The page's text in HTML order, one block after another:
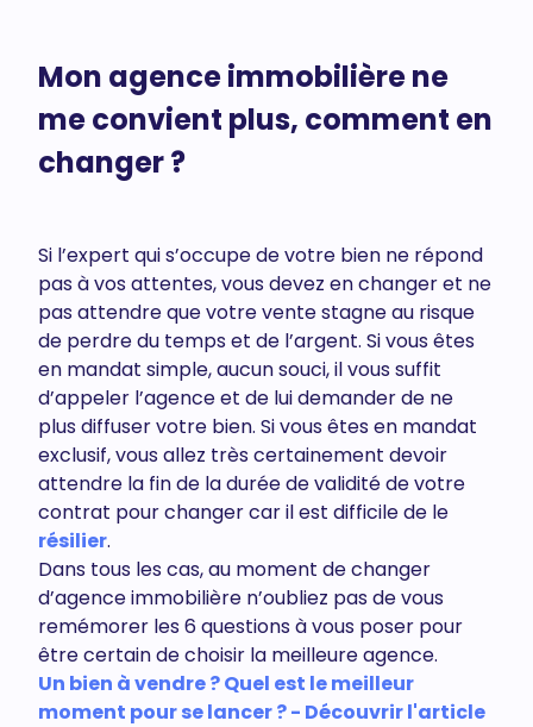
Mon agence immobilière ne
me convient plus, comment en
changer ?
Si l’expert qui s’occupe de votre bien ne répond
pas à vos attentes, vous devez en changer et ne
pas attendre que votre vente stagne au risque
de perdre du temps et de l’argent. Si vous êtes
en mandat simple, aucun souci, il vous suffit
d’appeler l’agence et de lui demander de ne
plus diffuser votre bien. Si vous êtes en mandat
exclusif, vous allez très certainement devoir
attendre la fin de la durée de validité de votre
contrat pour changer car il est difficile de le
résilier.
Dans tous les cas, au moment de changer
d’agence immobilière n’oubliez pas de vous
remémorer les 6 questions à vous poser pour
être certain de choisir la meilleure agence.
Un bien à vendre ? Quel est le meilleur
moment pour se lancer ? - Découvrir l'article